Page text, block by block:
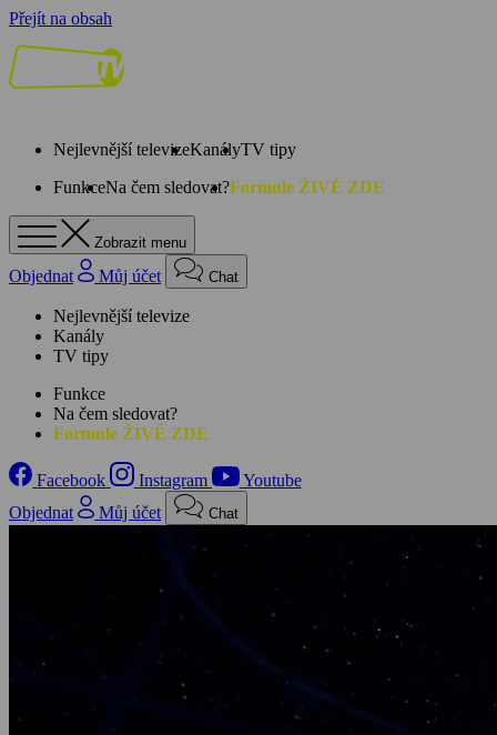
Přejít na obsah
Nejlevnější televizeKanályTV tipy
FunkceNa čem sledovat?Formule ŽIVĚ ZDE
Zobrazit menu
Objednat Můj účet Chat
Nejlevnější televize
Kanály
TV tipy
Funkce
Na čem sledovat?
Formule ŽIVĚ ZDE
Facebook Instagram
Youtube
Objednat
Můj účet Chat